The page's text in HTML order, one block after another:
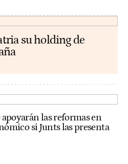
su holding de
las reformas en
si Junts las presenta